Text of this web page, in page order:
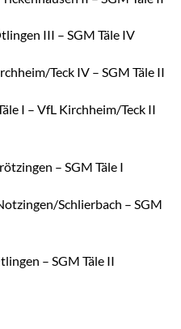
III – SGM Täle IV
Teck IV – SGM Täle II
I – VfL Kirchheim/Teck II
– SGM Täle I
Schlierbach – SGM
– SGM Täle II